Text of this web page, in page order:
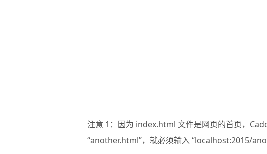
注意 1：因为 index.html 文件是网页的首页，
“another.html”，就必须输入 “localhost:2015/